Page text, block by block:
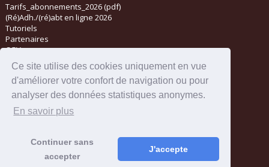
Ce site utilise des cookies uniquement en vue
d'améliorer votre confort de navigation ou pour
analyser des données statistiques anonymes.
En savoir plus
Continuer sans
accepter
J'accepte
Tarifs_abonnements_2026 (pdf)
(Ré)Adh./(ré)abt en ligne 2026
Tutoriels
Partenaires
CGV